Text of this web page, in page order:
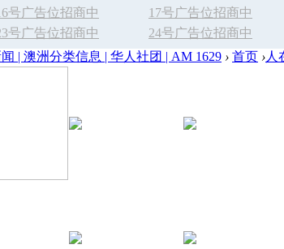
号广告位招商中 17号广告位招商中
号广告位招商中 24号广告位招商中
| 澳洲分类信息 | 华人社团 | AM 1629 › 首页 ›人